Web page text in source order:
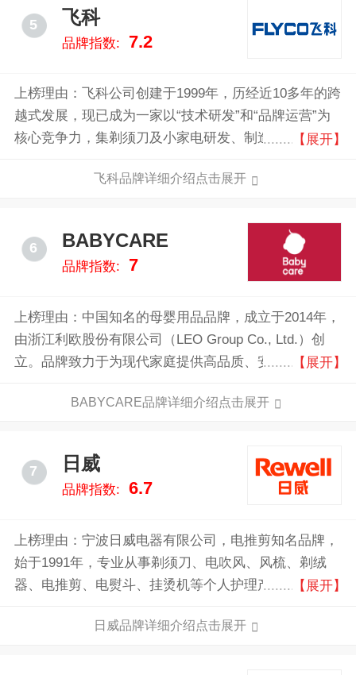
占有遥遥领先地位的市场份额。
5 飞科
品牌指数: 7.2
上榜理由：飞科公司创建于1999年，历经近10多年的跨
越式发展，现已成为一家以“技术研发”和“品牌运营”为
核心竞争力，集剃须刀及小家电研发、制造、销售于一
剃须刀国家标准起草单位。
【展开】
飞科品牌详细介绍点击展开
6 BABYCARE
品牌指数: 7
上榜理由：中国知名的母婴用品品牌，成立于2014年，
由浙江利欧股份有限公司（LEO Group Co., Ltd.）创
立。品牌致力于为现代家庭提供高品质、安全和创新的
BABYCARE通过严格的质量控制和创新设计，为父母
【展开】
BABYCARE品牌详细介绍点击展开
7 日威
品牌指数: 6.7
上榜理由：宁波日威电器有限公司，电推剪知名品牌，
始于1991年，专业从事剃须刀、电吹风、风梳、剃绒
器、电推剪、电熨斗、挂烫机等个人护理产品以及专业
【展开】
日威品牌详细介绍点击展开